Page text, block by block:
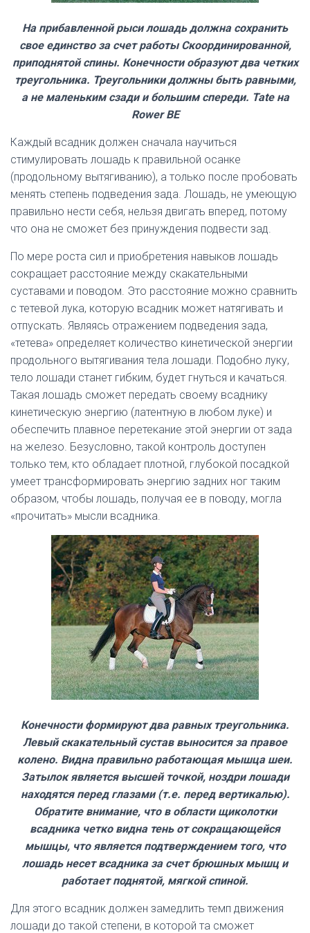
На прибавленной рыси лошадь должна сохранить
свое единство за счет работы Скоординированной,
приподнятой спины. Конечности образуют два четких
треугольника. Треугольники должны быть равными,
а не маленьким сзади и большим спереди. Tate на
Rower BE
Каждый всадник должен сначала научиться
стимулировать лошадь к правильной осанке
(продольному вытягиванию), а только после пробовать
менять степень подведения зада. Лошадь, не умеющую
правильно нести себя, нельзя двигать вперед, потому
что она не сможет без принуждения подвести зад.
По мере роста сил и приобретения навыков лошадь
сокращает расстояние между скакательными
суставами и поводом. Это расстояние можно сравнить
с тетевой лука, которую всадник может натягивать и
отпускать. Являясь отражением подведения зада,
«тетева» определяет количество кинетической энергии
продольного вытягивания тела лошади. Подобно луку,
тело лошади станет гибким, будет гнуться и качаться.
Такая лошадь сможет передать своему всаднику
кинетическую энергию (латентную в любом луке) и
обеспечить плавное перетекание этой энергии от зада
на железо. Безусловно, такой контроль доступен
только тем, кто обладает плотной, глубокой посадкой
умеет трансформировать энергию задних ног таким
образом, чтобы лошадь, получая ее в поводу, могла
«прочитать» мысли всадника.
Конечности формируют два равных треугольника.
Левый скакательный сустав выносится за правое
колено. Видна правильно работающая мышца шеи.
Затылок является высшей точкой, ноздри лошади
находятся перед глазами (т.е. перед вертикалью).
Обратите внимание, что в области щиколотки
всадника четко видна тень от сокращающейся
мышцы, что является подтверждением того, что
лошадь несет всадника за счет брюшных мышц и
работает поднятой, мягкой спиной.
Для этого всадник должен замедлить темп движения
лошади до такой степени, в которой та сможет